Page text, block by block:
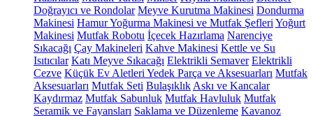
Doğrayıcı ve Rondolar Meyve Kurutma Makinesi Dondurma
Makinesi Hamur Yoğurma Makinesi ve Mutfak Şefleri Yoğurt
Makinesi Mutfak Robotu İçecek Hazırlama Narenciye
Sıkacağı Çay Makineleri Kahve Makinesi Kettle ve Su
Isıtıcılar Katı Meyve Sıkacağı Elektrikli Semaver Elektrikli
Cezve Küçük Ev Aletleri Yedek Parça ve Aksesuarları Mutfak
Aksesuarları Mutfak Seti Bulaşıklık Askı ve Kancalar
Kaydırmaz Mutfak Sabunluk Mutfak Havluluk Mutfak
Seramik ve Fayansları Saklama ve Düzenleme Kavanoz